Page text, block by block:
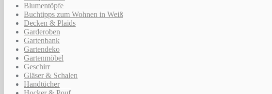
Blumentöpfe
Buchtipps zum Wohnen in Weiß
Decken & Plaids
Garderoben
Gartenbank
Gartendeko
Gartenmöbel
Geschirr
Gläser & Schalen
Handtücher